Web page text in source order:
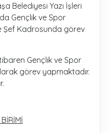
Belediyesi Yazı İşleri
Gençlik ve Spor
Şef Kadrosunda görev
Gençlik ve Spor
görev yapmaktadır.